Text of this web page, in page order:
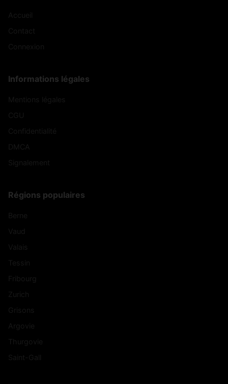
Informations légales
Régions populaires